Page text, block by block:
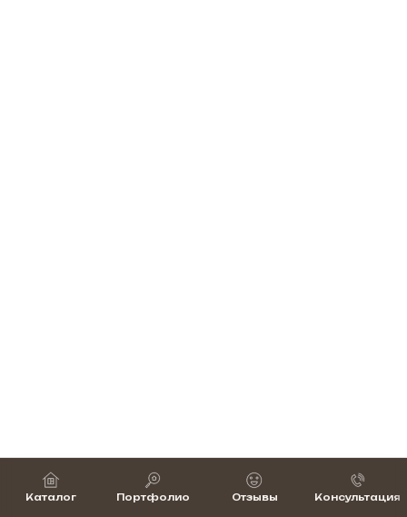
Каталог Портфолио Отзывы Консультация